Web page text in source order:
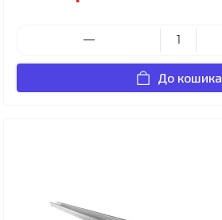
До кошика